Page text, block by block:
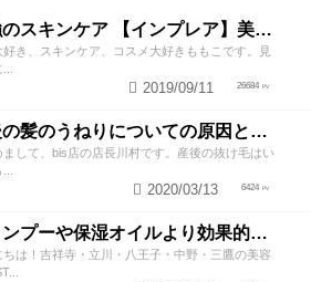
最強のスキンケア 【インプレア】美容師がオススメする、神ポイント5つ公開！
好き、スキンケア、コスメ大好きももこです。見
26684
2019/09/11
産後の髪のうねりについての原因と対策！
まして、bis店の店長川村です。産後の抜け毛はい
6424
2020/03/13
シャンプーや保湿オイルより効果的！？美容師が教える頭皮の臭い＆乾燥ケアとは
ちは！吉祥寺・立川・八王子・中野・三鷹の美容